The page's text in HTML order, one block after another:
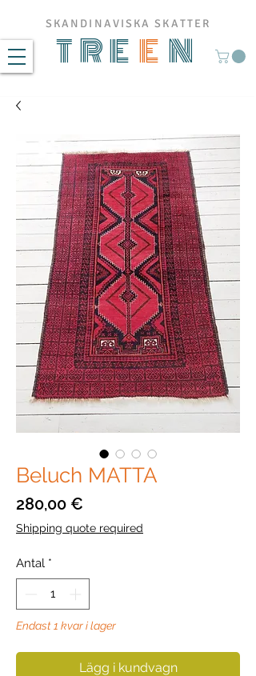
TRE E N
SKANDINAVISKA SKATTER
Beluch MATTA
280,00 €
Shipping quote required
Antal *
Endast 1 kvar i lager
Lägg i kundvagn